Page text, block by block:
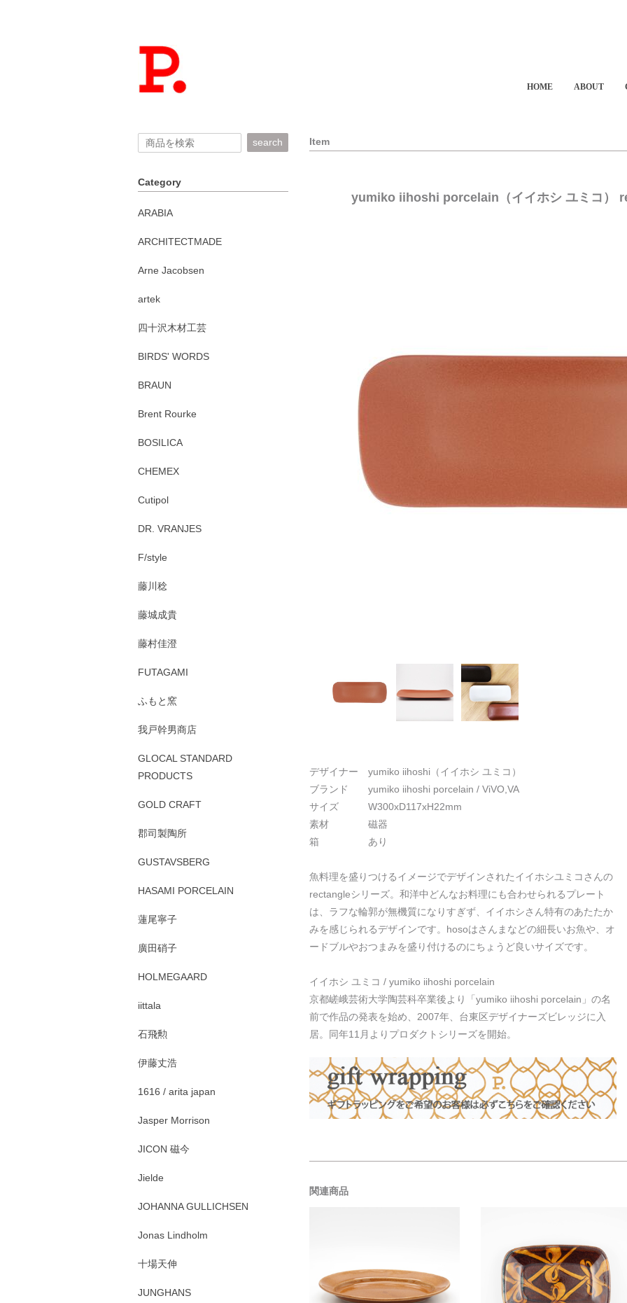
HOME ABOUT
Item
yumiko iihoshi porcelain（イイホシ ユミコ）
デザイナー yumiko iihoshi（イイホシ ユミコ）
ブランド yumiko iihoshi porcelain / ViVO,VA
サイズ W300xD117xH22mm
素材 磁器
箱 あり
魚料理を盛りつけるイメージでデザインされたイイホシユミコさんの
rectangleシリーズ。和洋中どんなお料理にも合わせられるプレート
は、ラフな輪郭が無機質になりすぎず、イイホシさん特有のあたたか
みを感じられるデザインです。hosoはさんまなどの細長いお魚や、オ
ードブルやおつまみを盛り付けるのにちょうど良いサイズです。
イイホシ ユミコ / yumiko iihoshi porcelain
京都嵯峨芸術大学陶芸科卒業後より「yumiko iihoshi porcelain」の名
前で作品の発表を始め、2007年、台東区デザイナーズビレッジに入
居。同年11月よりプロダクトシリーズを開始。
関連商品
search
Category
ARABIA
ARCHITECTMADE
Arne Jacobsen
artek
四十沢木材工芸
BIRDS' WORDS
BRAUN
Brent Rourke
BOSILICA
CHEMEX
Cutipol
DR. VRANJES
F/style
藤川稔
藤城成貴
藤村佳澄
FUTAGAMI
ふもと窯
我戸幹男商店
GLOCAL STANDARD
PRODUCTS
GOLD CRAFT
郡司製陶所
GUSTAVSBERG
HASAMI PORCELAIN
蓮尾寧子
廣田硝子
HOLMEGAARD
iittala
石飛勲
伊藤丈浩
1616 / arita japan
Jasper Morrison
JICON 磁今
Jielde
JOHANNA GULLICHSEN
Jonas Lindholm
十場天伸
JUNGHANS